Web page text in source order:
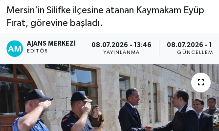
Mersin'in Silifke ilçesine atanan Kaymakam Eyüp
Fırat, görevine başladı.
AJANS MERKEZI
EDITÖR
08.07.2026 - 13:46
YAYINLANMA
08.07.2026 -
GÜNCELLEME